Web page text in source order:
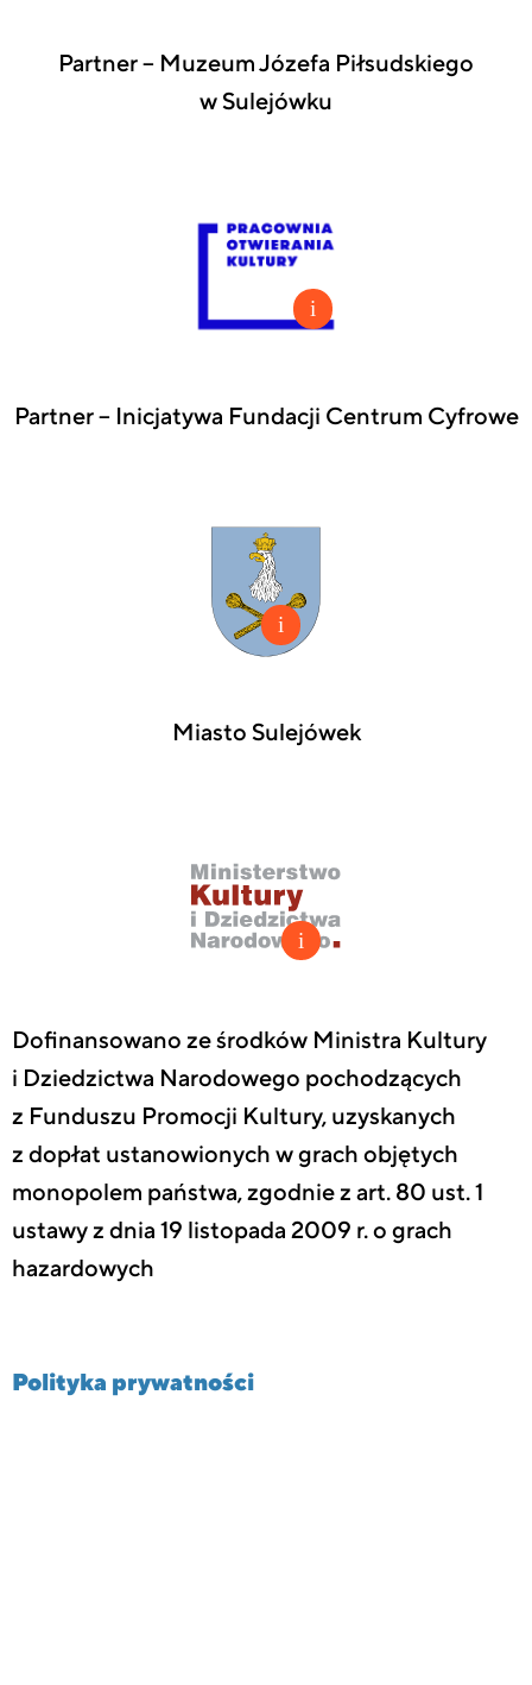
Partner – Muzeum Józefa Piłsudskiego
w Sulejówku
Partner – Inicjatywa Fundacji Centrum Cyfrowe
Miasto Sulejówek
Dofinansowano ze środków Ministra Kultury
i Dziedzictwa Narodowego pochodzących
z Funduszu Promocji Kultury, uzyskanych
z dopłat ustanowionych w grach objętych
monopolem państwa, zgodnie z art. 80 ust. 1
ustawy z dnia 19 listopada 2009 r. o grach
hazardowych
Polityka prywatności